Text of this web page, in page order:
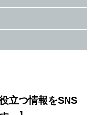
立つ情報をSNS